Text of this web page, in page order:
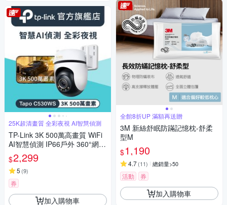
25K超清畫質 全彩夜視 AI智慧偵測
TP-Link 3K 500萬高畫質 WiFi
AI智慧偵測 IP66戶外 360°網路
攝影機 監視器IP CAM (Tapo C
530WS)
$2,299
5 (9)
券
加入購物車
全館8折UP 滿額再送贈
3M 新絲舒眠防蹣記憶枕-舒柔
型M
$1,190
4.7(11) 總銷量>50
活動 券
加入購物車